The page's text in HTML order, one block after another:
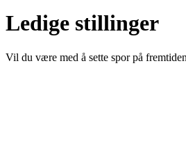
Ledige stillinger
Vil du være med å sette spor på